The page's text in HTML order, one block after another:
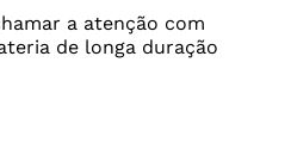
a atenção com
de longa duração